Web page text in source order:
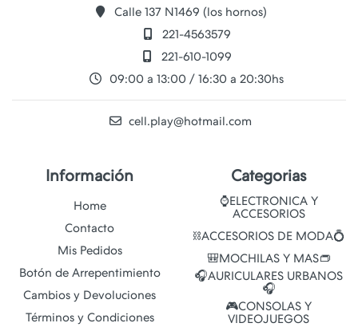
Calle 137 N1469 (los hornos)
221-4563579
221-610-1099
09:00 a 13:00 / 16:30 a 20:30hs
cell.play@hotmail.com
Información
Home
Contacto
Mis Pedidos
Botón de Arrepentimiento
Cambios y Devoluciones
Términos y Condiciones
Categorias
⌚ELECTRONICA Y
ACCESORIOS
⛓️ACCESORIOS DE MODA💍
🎒MOCHILAS Y MAS👝
🎧AURICULARES URBANOS
🎧
🎮CONSOLAS Y
VIDEOJUEGOS